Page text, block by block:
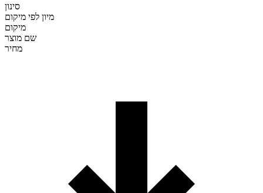
סינון
מיון לפי מיקום
מיקום
שם מוצר
מחיר